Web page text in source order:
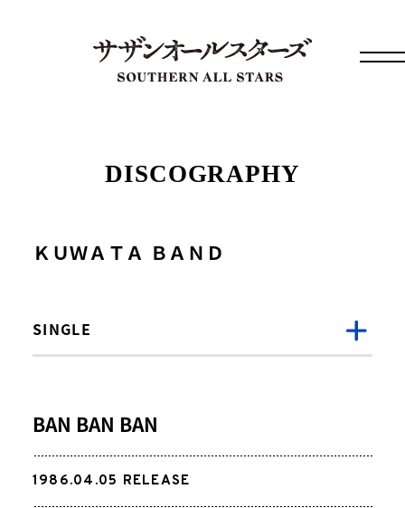
DISCOGRAPHY
ＫＵＷＡＴＡ ＢＡＮＤ
SINGLE
BAN BAN BAN
1986.04.05 RELEASE